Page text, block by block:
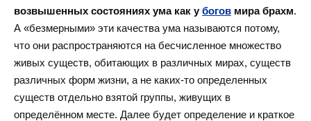
возвышенных состояниях ума как у богов мира брахм.
А «безмерными» эти качества ума называются потому,
что они распространяются на бесчисленное множество
живых существ, обитающих в различных мирах, существ
различных форм жизни, а не каких-то определенных
существ отдельно взятой группы, живущих в
определённом месте. Далее будет определение и краткое